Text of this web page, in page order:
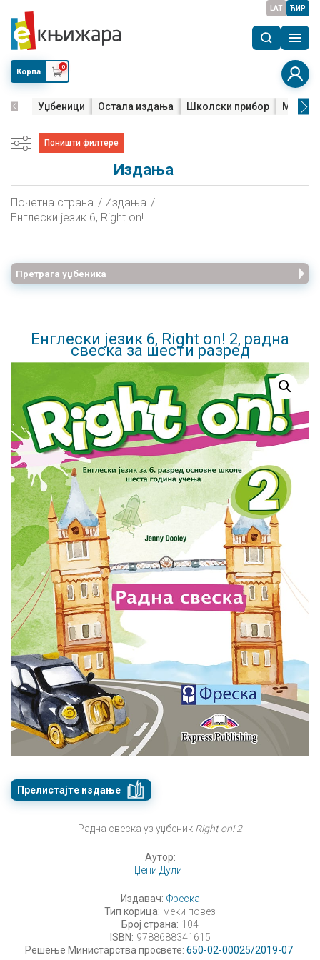
LAT ЋИР
Корпа
0
Уџбеници Остала издања Школски прибор Мала
Поништи филтере
Издања
Почетна страна
Издања
Енглески језик 6, Right on! 2, радна свеска за шести разред
Претрага уџбеника
Прелистајте издање
Енглески језик 6, Right on! 2, радна
свеска за шести разред
Радна свеска уз уџбеник Right on! 2
Аутор:
Џени Дули
Издавач: Фреска
Тип корица: меки повез
Број страна: 104
ISBN: 9788688341615
Решење Министарства просвете: 650-02-00025/2019-07